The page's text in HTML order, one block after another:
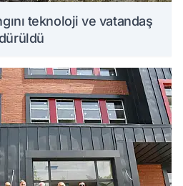
teknoloji ve vatandaş